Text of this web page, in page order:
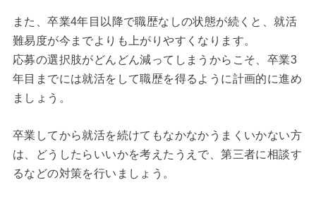
また、卒業4年目以降で職歴なしの状態が続くと、就活
難易度が今までよりも上がりやすくなります。
応募の選択肢がどんどん減ってしまうからこそ、卒業3
年目までには就活をして職歴を得るように計画的に進め
ましょう。
卒業してから就活を続けてもなかなかうまくいかない方
は、どうしたらいいかを考えたうえで、第三者に相談す
るなどの対策を行いましょう。